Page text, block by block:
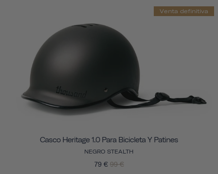
Venta definitiva
Casco Heritage 1.0 Para Bicicleta Y Patines
NEGRO STEALTH
79 € 99 €